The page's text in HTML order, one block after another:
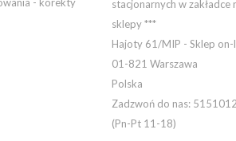
- korekty
stacjonarnych w zakładce
sklepy ***
Hajoty 61/MIP - Sklep on-
01-821 Warszawa
Polska
Zadzwoń do nas:
(Pn-Pt 11-18)